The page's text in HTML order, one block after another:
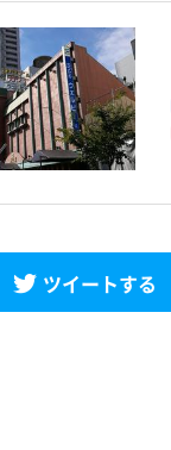
ツイートする